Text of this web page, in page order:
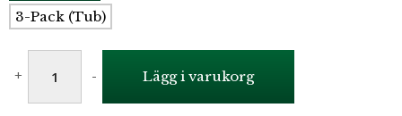
3-Pack (Tub)
+ - Lägg i varukorg